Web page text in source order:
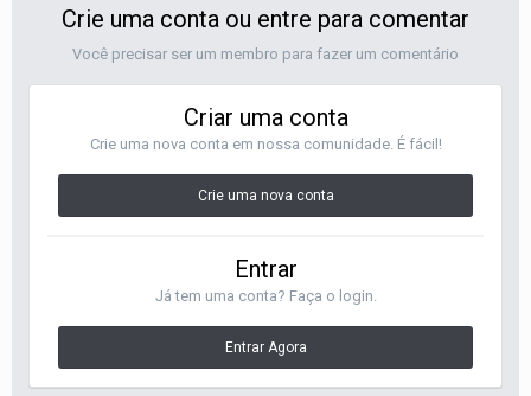
Crie uma conta ou entre para comentar
Você precisar ser um membro para fazer um comentário
Criar uma conta
Crie uma nova conta em nossa comunidade. É fácil!
Crie uma nova conta
Entrar
Já tem uma conta? Faça o login.
Entrar Agora